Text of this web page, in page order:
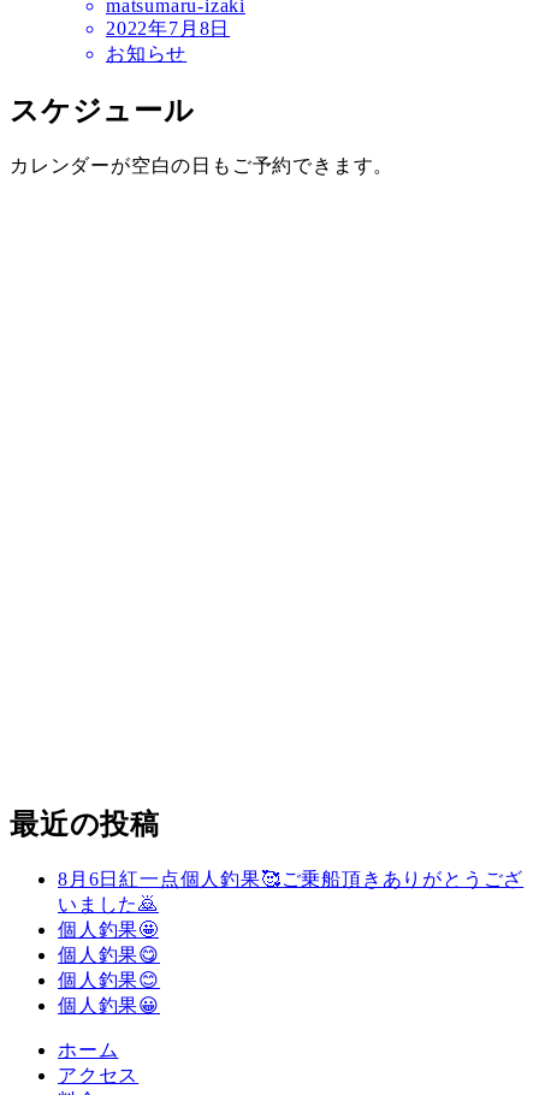
matsumaru-izaki
2022年7月8日
お知らせ
スケジュール
カレンダーが空白の日もご予約できます。
最近の投稿
8月6日紅一点個人釣果🥰ご乗船頂きありがとうござ
いました🙇
個人釣果🤩
個人釣果😋
個人釣果😊
個人釣果😀
ホーム
アクセス